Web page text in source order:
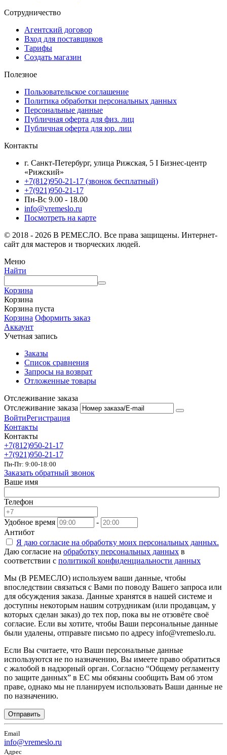
Сотрудничество
Агентский договор
Вход для поставщиков
Тарифы
Создать магазин
Полезное
Пользовательское соглашение
Политика обработки персональных данных
Персональные данные
Публичная оферта для физ. лиц
Публичная оферта для юр. лиц
Контакты
г. Санкт-Петербург, улица Рижская, 5 I Бизнес-центр
«Рижский»
+7(812)950-21-17 (звонок бесплатный)
+7(921)950-21-17
Пн-Вс 9.00 - 18.00
info@vremeslo.ru
Посмотреть на карте
© 2018 - 2026 В РЕМЕСЛО. Все права защищены. Интернет-
сайт для мастеров и творческих людей.
Меню
Найти
Корзина
Корзина
Корзина пуста
Корзина Оформить заказ
Аккаунт
Учетная запись
Заказы
Список сравнения
Запросы на возврат
Отложенные товары
Отслеживание заказа
Отслеживание заказа
ВойтиРегистрация
Контакты
Контакты
+7(812)950-21-17
+7(921)950-21-17
Пн-Пт: 9:00-18:00
Заказать обратный звонок
Ваше имя
Телефон
Удобное время
-
Антибот
Я даю согласие на обработку моих персональных данных.
Даю согласие на обработку персональных данных в
соответствии с политикой конфиденциальности данных
Мы (В РЕМЕСЛО) используем ваши данные, чтобы
впоследствии связаться с Вами по поводу Вашего запроса или
для обсуждения заказа. Данные хранятся в нашей системе и
доступны некоторым нашим сотрудникам (или продавцам, у
которых сделан заказ) до тех пор, пока вы не отзовёте своё
согласие. Если вы хотите, чтобы Ваши персональные данные
были удалены, отправьте письмо по адресу info@vremeslo.ru.
Если Вы считаете, что Ваши персональные данные
используются не по назначению, Вы имеете право обратиться
с жалобой в надзорный орган. Согласно “Общему регламенту
по защите данных” в ЕС мы обязаны сообщить Вам об этом
праве, однако мы не планируем использовать Ваши данные не
по назначению.
Отправить
Email
info@vremeslo.ru
Адрес